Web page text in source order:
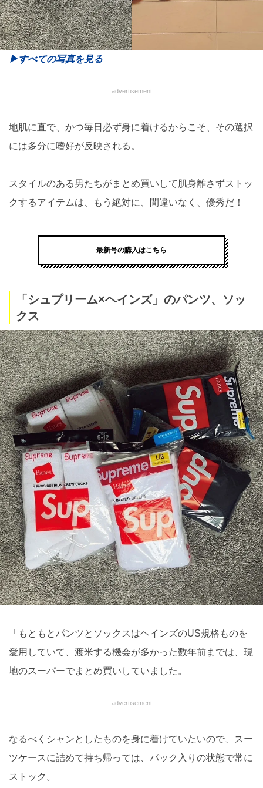
▶︎すべての写真を見る
advertisement
地肌に直で、かつ毎日必ず身に着けるからこそ、その選択
には多分に嗜好が反映される。
スタイルのある男たちがまとめ買いして肌身離さずストッ
クするアイテムは、もう絶対に、間違いなく、優秀だ！
最新号の購入はこちら
「シュプリーム×ヘインズ」のパンツ、ソッ
クス
「もともとパンツとソックスはヘインズのUS規格ものを
愛用していて、渡米する機会が多かった数年前までは、現
地のスーパーでまとめ買いしていました。
advertisement
なるべくシャンとしたものを身に着けていたいので、スー
ツケースに詰めて持ち帰っては、パック入りの状態で常に
ストック。